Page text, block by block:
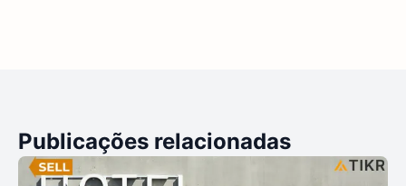
Publicações relacionadas